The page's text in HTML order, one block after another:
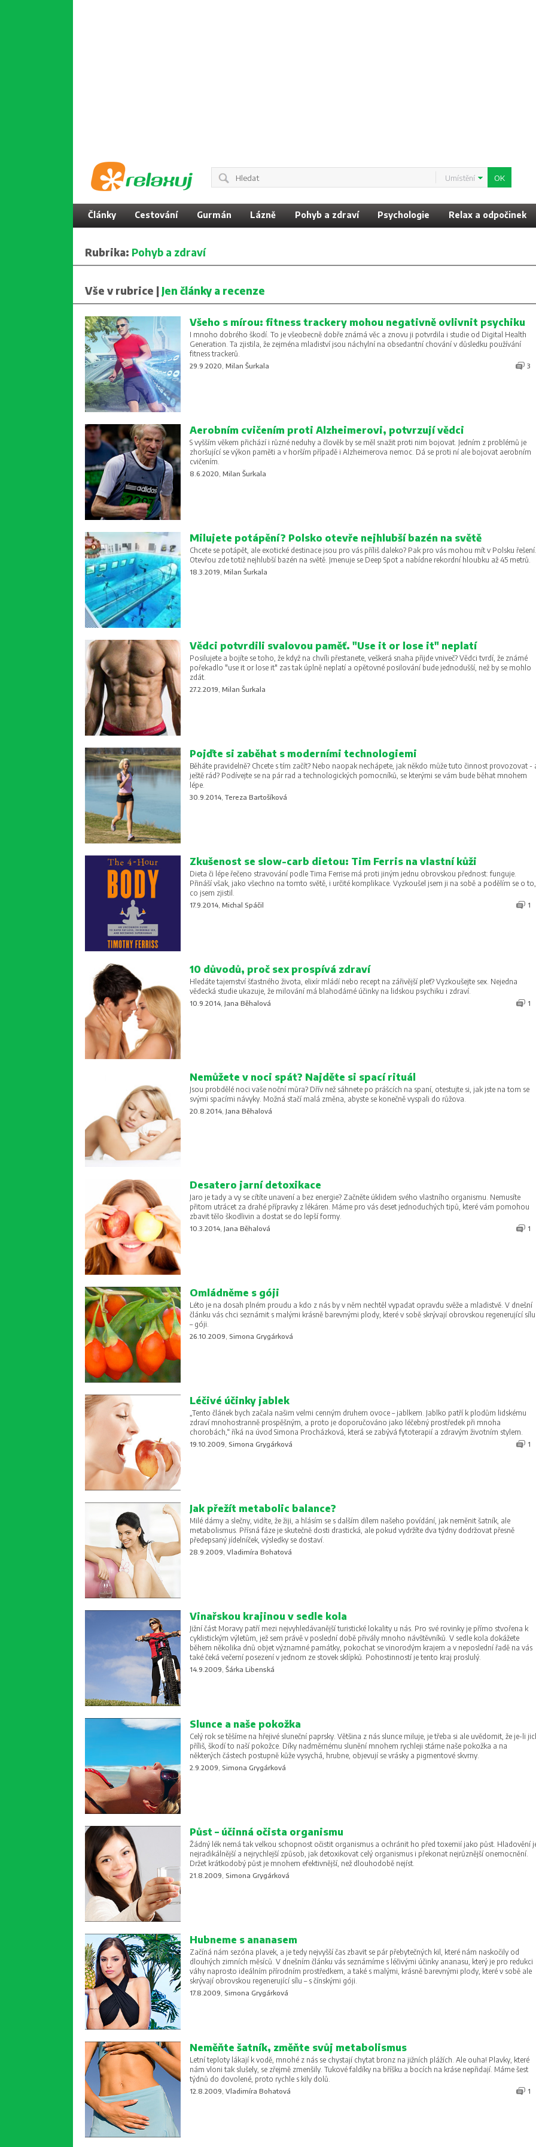
Umístění
Články Cestování Gurmán Lázně Pohyb a zdraví Psychologie Relax a odpočinek
Rubrika: Pohyb a zdraví
Vše v rubrice | Jen články a recenze
Všeho s mírou: fitness trackery mohou negativně ovlivnit psychiku
I mnoho dobrého škodí. To je všeobecně dobře známá věc a znovu ji potvrdila i studie od Digital Health
Generation. Ta zjistila, že zejména mladiství jsou náchylní na obsedantní chování v důsledku používání
fitness trackerů.
29.9.2020, Milan Šurkala 3
Aerobním cvičením proti Alzheimerovi, potvrzují vědci
S vyšším věkem přichází i různé neduhy a člověk by se měl snažit proti nim bojovat. Jedním z problémů je
zhoršující se výkon paměti a v horším případě i Alzheimerova nemoc. Dá se proti ní ale bojovat aerobním
cvičením.
8.6.2020, Milan Šurkala
Milujete potápění? Polsko otevře nejhlubší bazén na světě
Chcete se potápět, ale exotické destinace jsou pro vás příliš daleko? Pak pro vás mohou mít v Polsku řešení.
Otevřou zde totiž nejhlubší bazén na světě. Jmenuje se Deep Spot a nabídne rekordní hloubku až 45 metrů.
18.3.2019, Milan Šurkala
Vědci potvrdili svalovou paměť. "Use it or lose it" neplatí
Posilujete a bojíte se toho, že když na chvíli přestanete, veškerá snaha přijde vniveč? Vědci tvrdí, že známé
pořekadlo "use it or lose it" zas tak úplně neplatí a opětovné posilování bude jednodušší, než by se mohlo
zdát.
27.2.2019, Milan Šurkala
Pojďte si zaběhat s moderními technologiemi
Běháte pravidelně? Chcete s tím začít? Nebo naopak nechápete, jak někdo může tuto činnost provozovat -
ještě rád? Podívejte se na pár rad a technologických pomocníků, se kterými se vám bude běhat mnohem
lépe.
30.9.2014, Tereza Bartošíková
Zkušenost se slow-carb dietou: Tim Ferris na vlastní kůži
Dieta či lépe řečeno stravování podle Tima Ferrise má proti jiným jednu obrovskou přednost: funguje.
Přináší však, jako všechno na tomto světě, i určité komplikace. Vyzkoušel jsem ji na sobě a podělím se o to,
co jsem zjistil.
17.9.2014, Michal Spáčil 1
10 důvodů, proč sex prospívá zdraví
Hledáte tajemství šťastného života, elixír mládí nebo recept na zářivější pleť? Vyzkoušejte sex. Nejedna
vědecká studie ukazuje, že milování má blahodárné účinky na lidskou psychiku i zdraví.
10.9.2014, Jana Běhalová 1
Nemůžete v noci spát? Najděte si spací rituál
Jsou probdělé noci vaše noční můra? Dřív než sáhnete po prášcích na spaní, otestujte si, jak jste na tom se
svými spacími návyky. Možná stačí malá změna, abyste se konečně vyspali do růžova.
20.8.2014, Jana Běhalová
Desatero jarní detoxikace
Jaro je tady a vy se cítíte unavení a bez energie? Začněte úklidem svého vlastního organismu. Nemusíte
přitom utrácet za drahé přípravky z lékáren. Máme pro vás deset jednoduchých tipů, které vám pomohou
zbavit tělo škodlivin a dostat se do lepší formy.
10.3.2014, Jana Běhalová 1
Omládněme s góji
Léto je na dosah plném proudu a kdo z nás by v něm nechtěl vypadat opravdu svěže a mladistvě. V dnešní
článku vás chci seznámit s malými krásně barevnými plody, které v sobě skrývají obrovskou regenerující sílu
– góji.
26.10.2009, Simona Grygárková
Léčivé účinky jablek
„Tento článek bych začala našim velmi cenným druhem ovoce – jablkem. Jablko patří k plodům lidskému
zdraví mnohostranně prospěšným, a proto je doporučováno jako léčebný prostředek při mnoha
chorobách,“ říká na úvod Simona Procházková, která se zabývá fytoterapií a zdravým životním stylem.
19.10.2009, Simona Grygárková 1
Jak přežít metabolic balance?
Milé dámy a slečny, vidíte, že žiji, a hlásím se s dalším dílem našeho povídání, jak neměnit šatník, ale
metabolismus. Přísná fáze je skutečně dosti drastická, ale pokud vydržíte dva týdny dodržovat přesně
předepsaný jídelníček, výsledky se dostaví.
28.9.2009, Vladimíra Bohatová
Vinařskou krajinou v sedle kola
Jižní část Moravy patří mezi nejvyhledávanější turistické lokality u nás. Pro své rovinky je přímo stvořena k
cyklistickým výletům, jež sem právě v poslední době přivály mnoho návštěvníků. V sedle kola dokážete
během několika dnů objet významné památky, pokochat se vinorodým krajem a v neposlední řadě na vás
také čeká večerní posezení v jednom ze stovek sklípků. Pohostinností je tento kraj proslulý.
14.9.2009, Šárka Libenská
Slunce a naše pokožka
Celý rok se těšíme na hřejivé sluneční paprsky. Většina z nás slunce miluje, je třeba si ale uvědomit, že je-li
příliš, škodí to naší pokožce. Díky nadměrnému slunění mnohem rychleji stárne naše pokožka a na
některých částech postupně kůže vysychá, hrubne, objevují se vrásky a pigmentové skvrny.
2.9.2009, Simona Grygárková
Půst – účinná očista organismu
Žádný lék nemá tak velkou schopnost očistit organismus a ochránit ho před toxemií jako půst. Hladovění
nejradikálnější a nejrychlejší způsob, jak detoxikovat celý organismus i překonat nejrůznější onemocnění.
Držet krátkodobý půst je mnohem efektivnější, než dlouhodobě nejíst.
21.8.2009, Simona Grygárková
Hubneme s ananasem
Začíná nám sezóna plavek, a je tedy nejvyšší čas zbavit se pár přebytečných kil, které nám naskočily od
dlouhých zimních měsíců. V dnešním článku vás seznámíme s léčivými účinky ananasu, který je pro redukci
váhy naprosto ideálním přírodním prostředkem, a také s malými, krásně barevnými plody, které v sobě ale
skrývají obrovskou regenerující sílu – s čínskými góji.
17.8.2009, Simona Grygárková
Neměňte šatník, změňte svůj metabolismus
Letní teploty lákají k vodě, mnohé z nás se chystají chytat bronz na jižních plážích. Ale ouha! Plavky, které
nám vloni tak slušely, se zřejmě zmenšily. Tukové faldíky na bříšku a bocích na kráse nepřidají. Máme šest
týdnů do dovolené, proto rychle s kily dolů.
12.8.2009, Vladimíra Bohatová 1